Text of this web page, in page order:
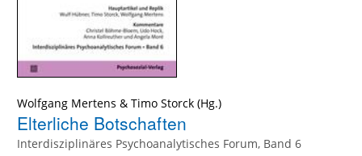
Wolfgang Mertens & Timo Storck
Elterliche Botschaften
Interdisziplinäres Psychoanalytisches Forum, Band 6